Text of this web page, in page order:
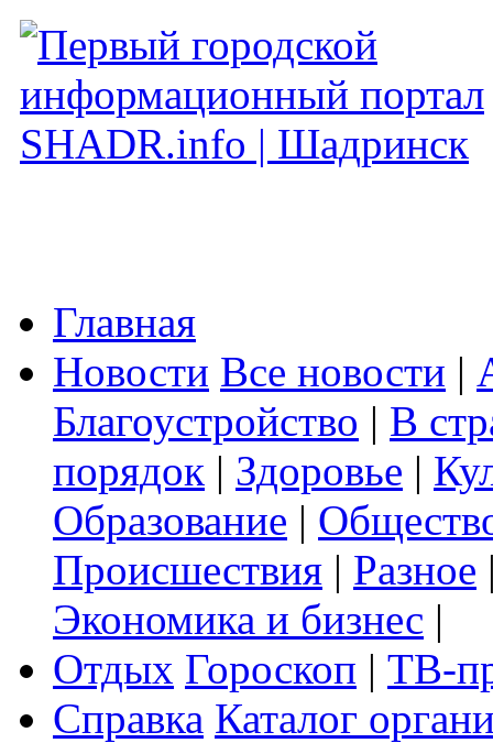
Главная
Новости Все новости |
Благоустройство | В
порядок | Здоровье |
Образование |
Происшествия | Разное
Экономика и бизнес |
Отдых Гороскоп | ТВ-
Справка Каталог